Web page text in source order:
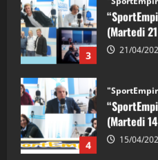
3
(Martedi
4
(Martedi